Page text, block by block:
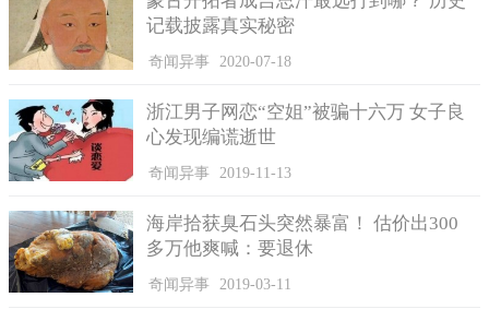
料，不能将这一过错归给某个人。随即她对格雷斯的学习情况予
以肯定，并表示校方已经为格雷斯规划好时间。格雷斯在之后的
几个星期内，并没有按照计划修完指定课程，格雷斯没有完成暂
记载披露真实秘密
奇闻异事 2020-07-18
浙江男子网恋“空姐”被骗十六万 女子良
心发现编谎逝世
奇闻异事 2019-11-13
海岸拾获臭石头突然暴富！ 估价出300
多万他爽喊：要退休
奇闻异事 2019-03-11